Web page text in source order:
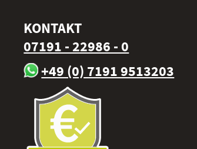
KONTAKT
07191 - 22986 - 0
+49 (0) 7191 9513203